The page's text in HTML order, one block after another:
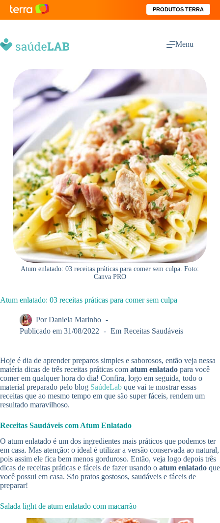
PRODUTOS TERRA
Menu
Atum enlatado: 03 receitas práticas para comer sem culpa. Foto:
Canva PRO
Atum enlatado: 03 receitas práticas para comer sem culpa
Por Daniela Marinho
Publicado em 31/08/2022 Em Receitas Saudáveis
Hoje é dia de aprender preparos simples e saborosos, então veja nessa
matéria dicas de três receitas práticas com atum enlatado para você
comer em qualquer hora do dia! Confira, logo em seguida, todo o
material preparado pelo blog SaúdeLab que vai te mostrar essas
receitas que ao mesmo tempo em que são super fáceis, rendem um
resultado maravilhoso.
Receitas Saudáveis com Atum Enlatado
O atum enlatado é um dos ingredientes mais práticos que podemos ter
em casa. Mas atenção: o ideal é utilizar a versão conservada ao natural,
pois assim ele fica bem menos gorduroso. Então, veja logo depois três
dicas de receitas práticas e fáceis de fazer usando o atum enlatado que
você possui em casa. São pratos gostosos, saudáveis e fáceis de
preparar!
Salada light de atum enlatado com macarrão